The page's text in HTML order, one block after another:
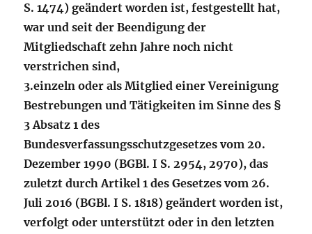
S. 1474) geändert worden ist, festgestellt hat,
war und seit der Beendigung der
Mitgliedschaft zehn Jahre noch nicht
verstrichen sind,
3.einzeln oder als Mitglied einer Vereinigung
Bestrebungen und Tätigkeiten im Sinne des §
3 Absatz 1 des
Bundesverfassungsschutzgesetzes vom 20.
Dezember 1990 (BGBl. I S. 2954, 2970), das
zuletzt durch Artikel 1 des Gesetzes vom 26.
Juli 2016 (BGBl. I S. 1818) geändert worden ist,
verfolgt oder unterstützt oder in den letzten